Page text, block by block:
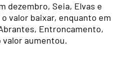
dezembro, Seia, Elvas e
valor baixar, enquanto em
Entroncamento,
valor aumentou.